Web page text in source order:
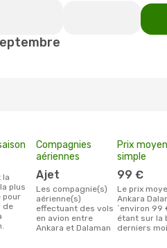
plus
pour
de
Compagnies
aériennes
Ajet
Les compagnie(s)
aérienne(s)
effectuant des vols
en avion entre
Ankara et Dalaman
Prix
simple
99 €
Le prix moyen d'un billet
Ankara
´environ 99
étant sur la
derniers